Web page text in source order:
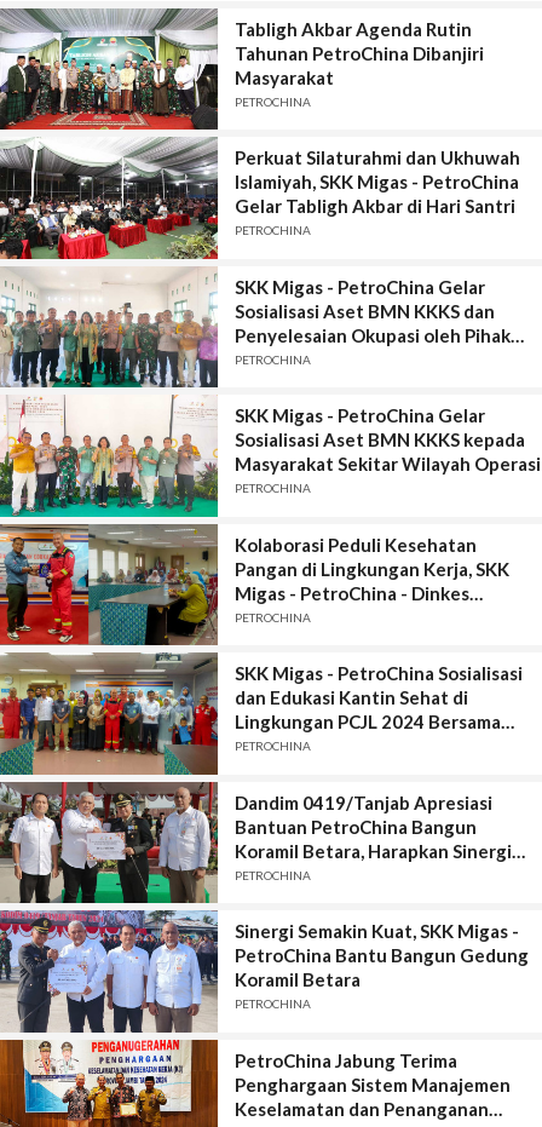
Tabligh Akbar Agenda Rutin
Tahunan PetroChina Dibanjiri
Masyarakat
PETROCHINA
Perkuat Silaturahmi dan Ukhuwah
Islamiyah, SKK Migas - PetroChina
Gelar Tabligh Akbar di Hari Santri
PETROCHINA
SKK Migas - PetroChina Gelar
Sosialisasi Aset BMN KKKS dan
Penyelesaian Okupasi oleh Pihak
Lain
PETROCHINA
SKK Migas - PetroChina Gelar
Sosialisasi Aset BMN KKKS kepada
Masyarakat Sekitar Wilayah Operasi
PETROCHINA
Kolaborasi Peduli Kesehatan
Pangan di Lingkungan Kerja, SKK
Migas - PetroChina - Dinkes
Tanjabtim Edukasi Food Hygiene
PETROCHINA
SKK Migas - PetroChina Sosialisasi
dan Edukasi Kantin Sehat di
Lingkungan PCJL 2024 Bersama
Dinkes Tanjabtim
PETROCHINA
Dandim 0419/Tanjab Apresiasi
Bantuan PetroChina Bangun
Koramil Betara, Harapkan Sinergi
Terus Terjalin
PETROCHINA
Sinergi Semakin Kuat, SKK Migas -
PetroChina Bantu Bangun Gedung
Koramil Betara
PETROCHINA
PetroChina Jabung Terima
Penghargaan Sistem Manajemen
Keselamatan dan Penanganan